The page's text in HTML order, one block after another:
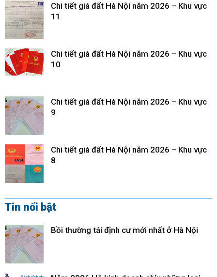
Chi tiết giá đất Hà Nội năm 2026 – Khu vực
11
Chi tiết giá đất Hà Nội năm 2026 – Khu vực
10
Chi tiết giá đất Hà Nội năm 2026 – Khu vực
9
Chi tiết giá đất Hà Nội năm 2026 – Khu vực
8
Tin nổi bật
Bồi thường tái định cư mới nhất ở Hà Nội